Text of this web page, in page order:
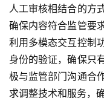
A
I
V
I
P
课
程
人工审核相结合的方
确保内容符合监管要
利用多模态交互控制
身份的验证，确保只
极与监管部门沟通合
求调整技术和服务，